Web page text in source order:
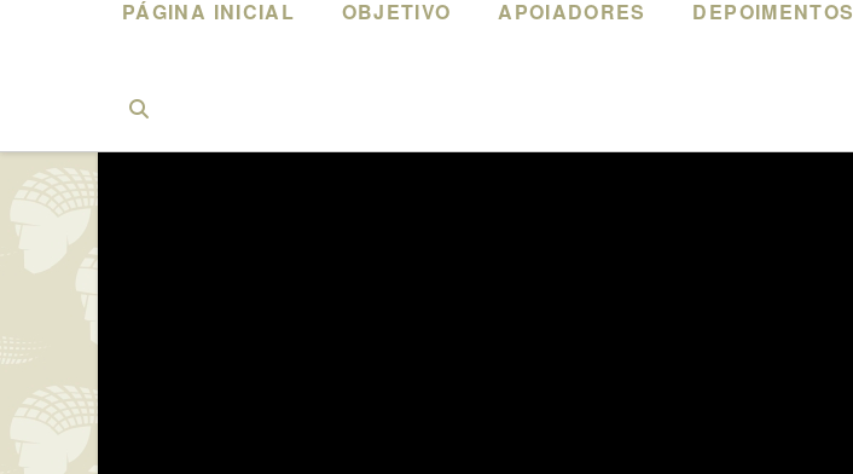
PÁGINA INICIAL OBJETIVO APOIADORES DEPOIMENTOS